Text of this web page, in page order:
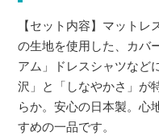
【セット内容】マット
の生地を使用した、カバ
アム」ドレスシャツなど
沢」と「しなやかさ」が
らか。安心の日本製。心
すめの一品です。